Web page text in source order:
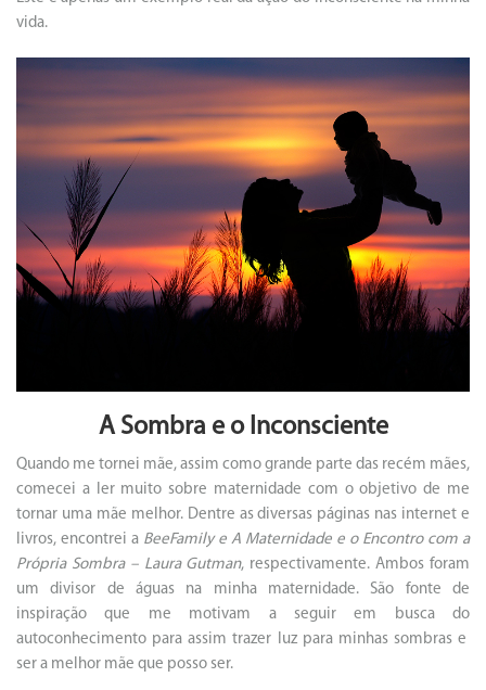
vida.
A Sombra e o Inconsciente
Quando me tornei mãe, assim como grande parte das recém mães,
comecei a ler muito sobre maternidade com o objetivo de me
tornar uma mãe melhor. Dentre as diversas páginas nas internet e
livros, encontrei a BeeFamily e A Maternidade e o Encontro com a
Própria Sombra – Laura Gutman, respectivamente. Ambos foram
um divisor de águas na minha maternidade. São fonte de
inspiração que me motivam a seguir em busca do
autoconhecimento para assim trazer luz para minhas sombras e
ser a melhor mãe que posso ser.